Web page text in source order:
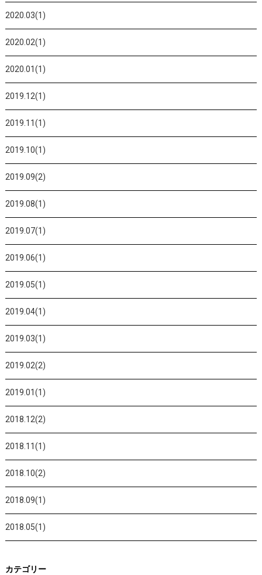
2020.03(1)
2020.02(1)
2020.01(1)
2019.12(1)
2019.11(1)
2019.10(1)
2019.09(2)
2019.08(1)
2019.07(1)
2019.06(1)
2019.05(1)
2019.04(1)
2019.03(1)
2019.02(2)
2019.01(1)
2018.12(2)
2018.11(1)
2018.10(2)
2018.09(1)
2018.05(1)
カテゴリー